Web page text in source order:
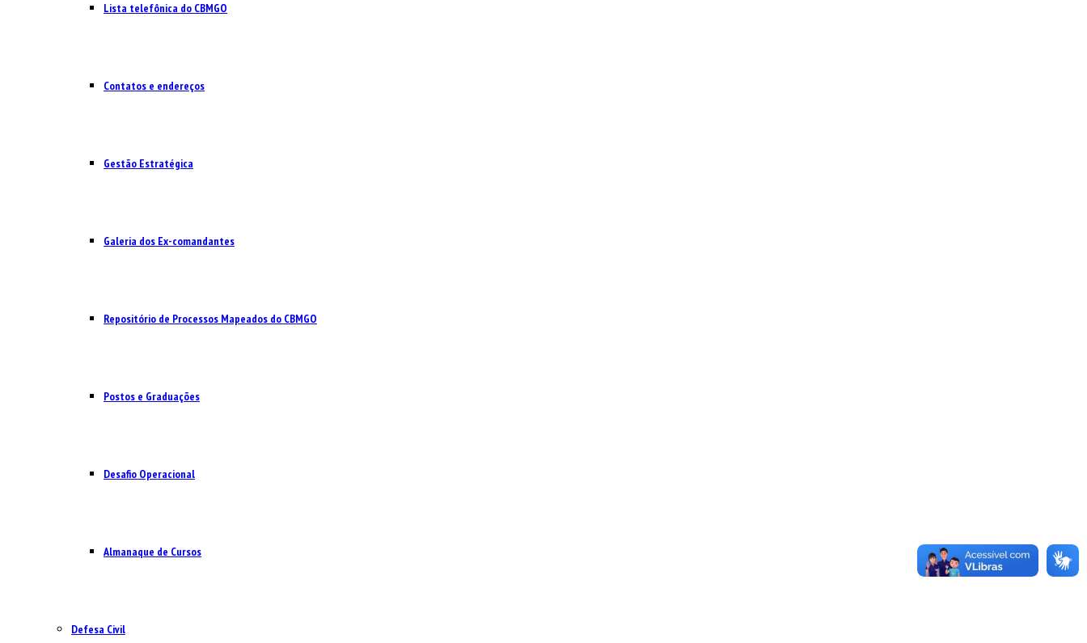
Lista telefônica do CBMGO
Contatos e endereços
Gestão Estratégica
Galeria dos Ex-comandantes
Repositório de Processos Mapeados do CBMGO
Postos e Graduações
Desafio Operacional
Almanaque de Cursos
Defesa Civil